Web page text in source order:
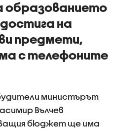
образованието
на
предмети,
с телефоните
министърът
Вълчев
бюджет ще има